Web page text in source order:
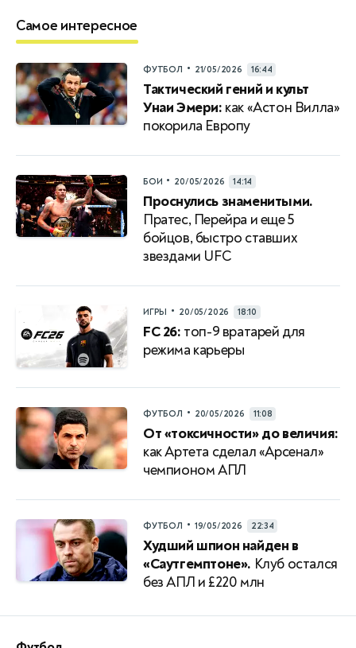
Самое интересное
ФУТБОЛ • 21/05/2026 16:44
Тактический гений и культ
Унаи Эмери: как «Астон Вилла»
покорила Европу
БОИ • 20/05/2026 14:14
Проснулись знаменитыми.
Пратес, Перейра и еще 5
бойцов, быстро ставших
звездами UFС
ИГРЫ • 20/05/2026 18:10
FC 26: топ-9 вратарей для
режима карьеры
ФУТБОЛ • 20/05/2026 11:08
От «токсичности» до величия:
как Артета сделал «Арсенал»
чемпионом АПЛ
ФУТБОЛ • 19/05/2026 22:34
Худший шпион найден в
«Саутгемптоне». Клуб остался
без АПЛ и £220 млн